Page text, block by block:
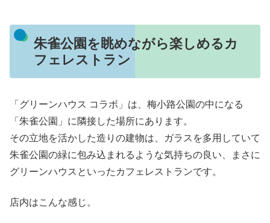
朱雀公園を眺めながら楽しめるカ
フェレストラン
「グリーンハウス コラボ」は、梅小路公園の中になる
「朱雀公園」に隣接した場所にあります。
その立地を活かした造りの建物は、ガラスを多用していて
朱雀公園の緑に包み込まれるような気持ちの良い、まさに
グリーンハウスといったカフェレストランです。
店内はこんな感じ。